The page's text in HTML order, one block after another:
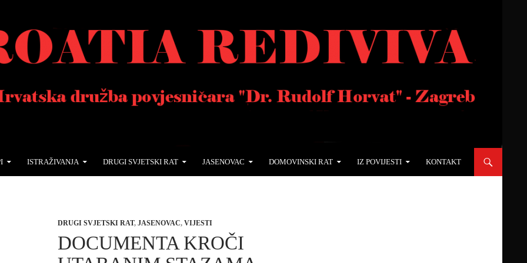
ISTRAŽIVANJA DRUGI SVJETSKI RAT JASENOVAC DOMOVINSKI RAT IZ POVIJESTI KONTAKT
DRUGI SVJETSKI RAT, JASENOVAC, VIJESTI
DOCUMENTA KROČI